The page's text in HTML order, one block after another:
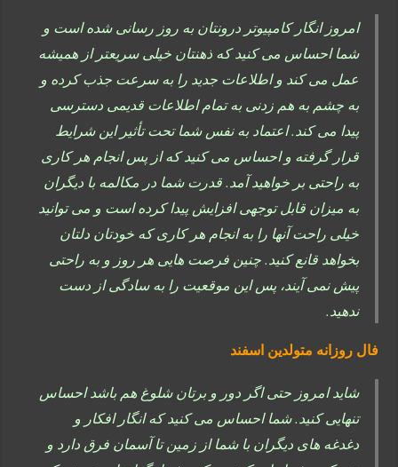
امروز انگار کامپیوتر درونتان به روز رسانی شده است و
شما احساس می کنید که ذهنتان خیلی سریعتر از همیشه
عمل می کند و اطلاعات جدید را به سرعت جذب کرده و
به چشم به هم زدنی به تمام اطلاعات قدیمی دسترسی
پیدا می کند. اعتماد به نفس شما تحت تأثیر این شرایط
قرار گرفته و احساس می کنید که از پس انجام هر کاری
به راحتی بر خواهید آمد. قدرت شما در مکالمه با دیگران
به میزان قابل توجهی افزایش پیدا کرده است و می توانید
خیلی راحت آنها را به انجام هر کاری که خودتان دلتان
بخواهد قانع کنید. چنین فرصت هایی هر روز و به راحتی
پیش نمی آیند، پس این موقعیت را به سادگی از دست
ندهید.
فال روزانه متولدین اسفند
شاید امروز حتی اگر دور و برتان شلوغ هم باشد احساس
تنهایی کنید. شما احساس می کنید که انگار افکار و
دغدغه های دیگران با شما از زمین تا آسمان فرق دارد و